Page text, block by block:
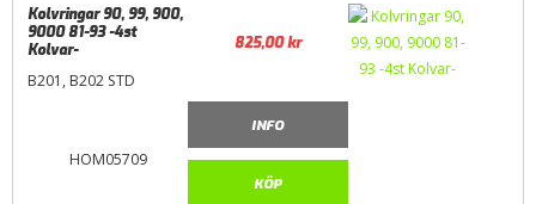
HOM05709
Kolvringar 90, 99, 900,
9000 81-93 -4st
Kolvar-
B201, B202 STD
825,00kr
INFO
KÖP